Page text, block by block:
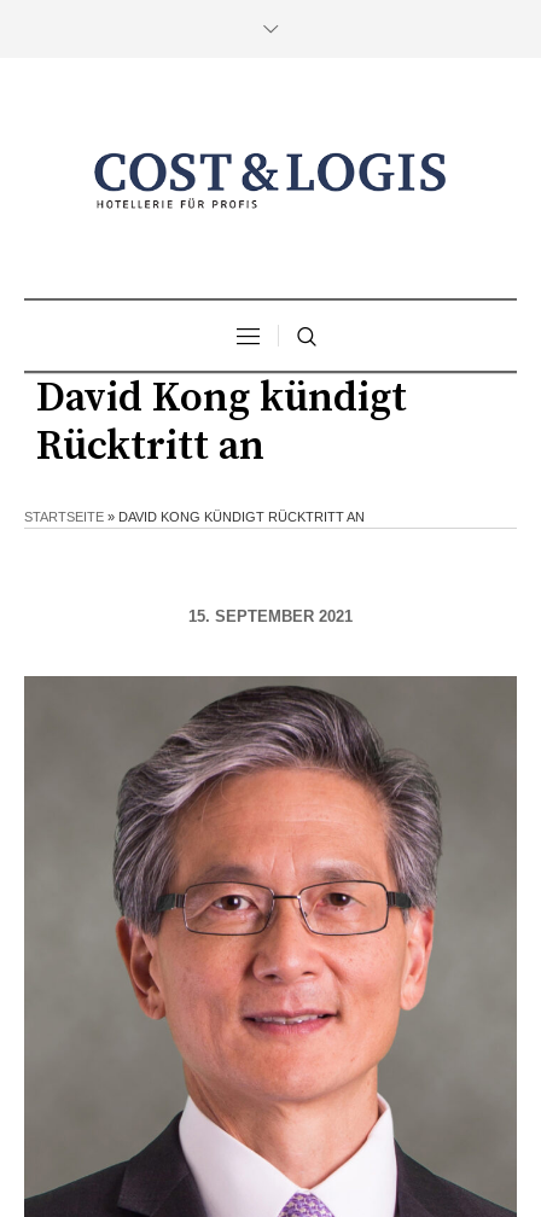
David Kong kündigt
Rücktritt an
STARTSEITE » DAVID KONG KÜNDIGT RÜCKTRITT AN
15. SEPTEMBER 2021